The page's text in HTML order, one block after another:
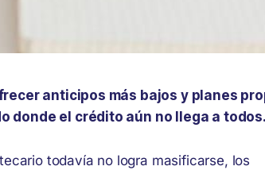
anticipos más bajos y planes
donde el crédito aún no llega a todos.
todavía no logra masificarse, los